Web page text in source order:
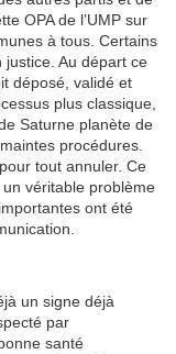
OPA de l’UMP sur
à tous. Certains
justice. Au départ ce
déposé, validé et
plus classique,
Saturne planète de
procédures.
tout annuler. Ce
véritable problème
ont été
un signe déjà
par
santé